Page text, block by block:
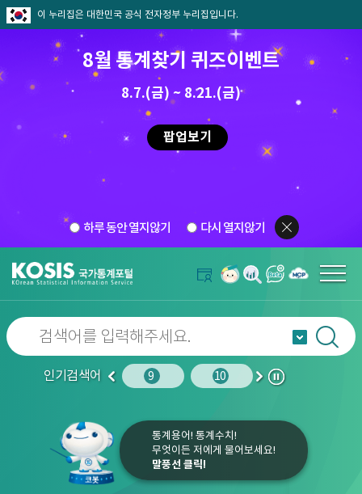
이 누리집은 대한민국 공식 전자정부 누리집입니다.
8월 통계찾기 퀴즈이벤트
8.7.(금) ~ 8.21.(금)
팝업보기
하루 동안 열지않기 다시 열지않기
인기검색어
이
10 임금 9 10 1
다
정
통계용어! 통계수치!
무엇이든 저에게 물어보세요!
말풍선 클릭!